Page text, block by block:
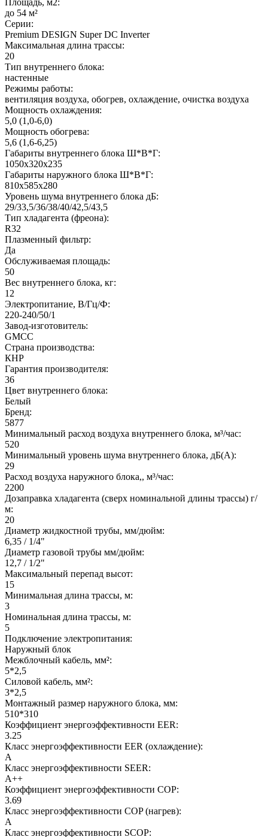
до 54 м²
Серии:
Premium DESIGN Super DC Inverter
Максимальная длина трассы:
20
Тип внутреннего блока:
настенные
Режимы работы:
вентиляция воздуха, обогрев, охлаждение, очистка воздуха
Мощность охлаждения:
5,0 (1,0-6,0)
Мощность обогрева:
5,6 (1,6-6,25)
Габариты внутреннего блока Ш*В*Г:
1050x320x235
Габариты наружного блока Ш*В*Г:
810x585x280
Уровень шума внутреннего блока дБ:
29/33,5/36/38/40/42,5/43,5
Тип хладагента (фреона):
R32
Плазменный фильтр:
Да
Обслуживаемая площадь:
50
Вес внутреннего блока, кг:
12
Электропитание, В/Гц/Ф:
220-240/50/1
Завод-изготовитель:
GMCC
Страна производства:
КНР
Гарантия производителя:
36
Цвет внутреннего блока:
Белый
Бренд:
5877
Минимальный расход воздуха внутреннего блока, м³/час:
520
Минимальный уровень шума внутреннего блока, дБ(А):
29
Расход воздуха наружного блока,, м³/час:
2200
Дозаправка хладагента (сверх номинальной длины трассы) г/
м:
20
Диаметр жидкостной трубы, мм/дюйм:
6,35 / 1/4"
Диаметр газовой трубы мм/дюйм:
12,7 / 1/2"
Максимальный перепад высот:
15
Минимальная длина трассы, м:
3
Номинальная длина трассы, м:
5
Подключение электропитания:
Наружный блок
Межблочный кабель, мм²:
5*2,5
Силовой кабель, мм²:
3*2,5
Монтажный размер наружного блока, мм:
510*310
Коэффициент энергоэффективности EER:
3.25
Класс энергоэффективности EER (охлаждение):
A
Класс энергоэффективности SEER:
A++
Коэффициент энергоэффективности COP:
3.69
Класс энергоэффективности COP (нагрев):
A
Класс энергоэффективности SCOP: